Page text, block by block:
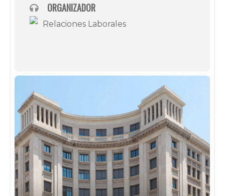
ORGANIZADOR
Relaciones Laborales